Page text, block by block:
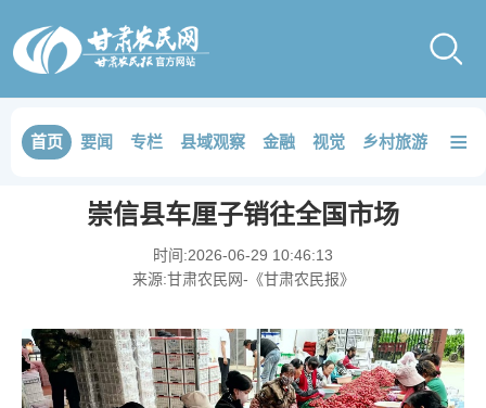
首页 要闻 专栏 县域观察 金融 视觉 乡村旅游 品鉴
≡
崇信县车厘子销往全国市场
时间:2026-06-29 10:46:13
来源:甘肃农民网-《甘肃农民报》